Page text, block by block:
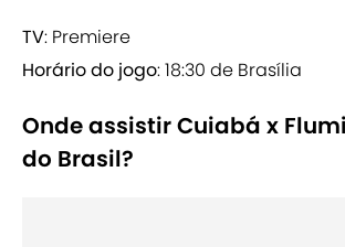
TV: Premiere
Horário do jogo: 18:30 de Brasília
Onde assistir Cuiabá x
do Brasil?